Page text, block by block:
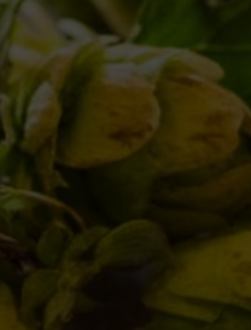
,Eventi ByBirra del Borgo
Lascia un commento